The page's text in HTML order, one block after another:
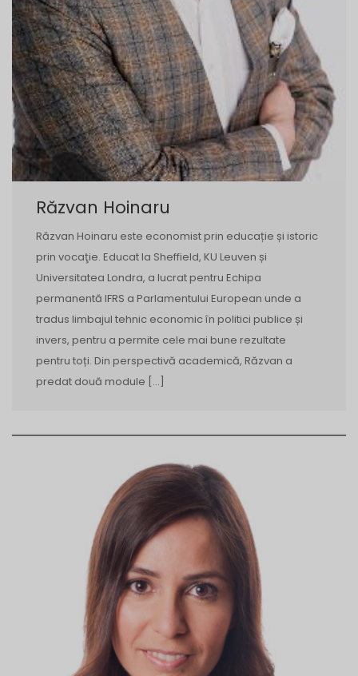
Răzvan Hoinaru
Răzvan Hoinaru este economist prin educație și istoric
prin vocaţie. Educat la Sheffield, KU Leuven și
Universitatea Londra, a lucrat pentru Echipa
permanentă IFRS a Parlamentului European unde a
tradus limbajul tehnic economic în politici publice și
invers, pentru a permite cele mai bune rezultate
pentru toți. Din perspectivă academică, Răzvan a
predat două module […]